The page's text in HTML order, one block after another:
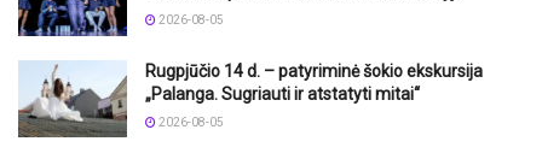
2026-08-05
Rugpjūčio 14 d. – patyriminė šokio ekskursija
„Palanga. Sugriauti ir atstatyti mitai“
2026-08-05